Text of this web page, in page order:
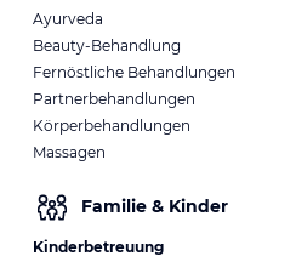
Ayurveda
Beauty-Behandlung
Fernöstliche Behandlungen
Partnerbehandlungen
Körperbehandlungen
Massagen
Familie & Kinder
Kinderbetreuung